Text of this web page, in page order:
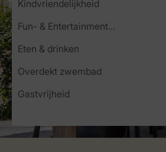
Kindvriendelijkheid
Fun- & Entertainment-programma
Eten & drinken
Overdekt zwembad
Gastvrijheid